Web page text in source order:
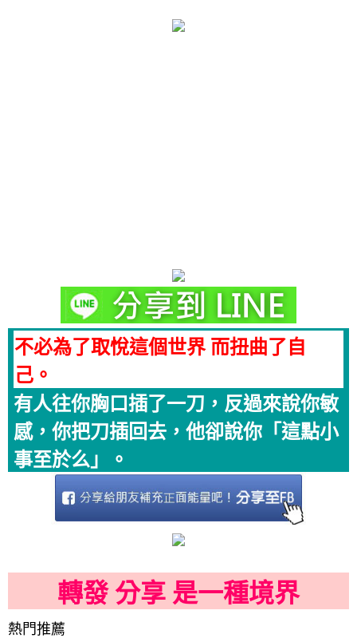
不必為了取悅這個世界 而扭曲了自
己。
有人往你胸口插了一刀，反過來說你敏
感，你把刀插回去，他卻說你「這點小
事至於么」。
轉發 分享 是一種境界
熱門推薦